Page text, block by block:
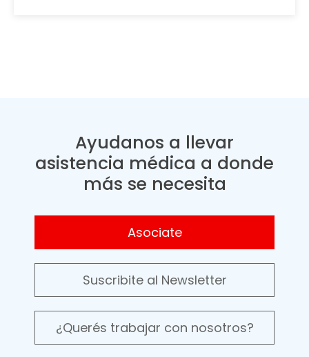
Ayudanos a llevar
asistencia médica a donde
más se necesita
Asociate
Suscribite al Newsletter
¿Querés trabajar con nosotros?